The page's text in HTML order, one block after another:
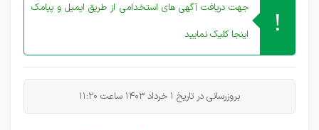
جهت دریافت آگهی های استخدامی از طریق ایمیل و پیامک
اینجا کلیک نمایید
بروزرسانی در تاریخ 1 خرداد 1403 ساعت 11:20